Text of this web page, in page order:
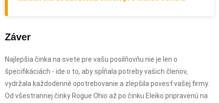
Záver
Najlepšia činka na svete pre vašu posilňovňu nie je len o
špecifikáciách - ide o to, aby spĺňala potreby vašich členov,
vydržala každodenné opotrebovanie a zlepšila povesť vašej firmy.
Od všestrannej činky Rogue Ohio až po činku Eleiko pripravenú na